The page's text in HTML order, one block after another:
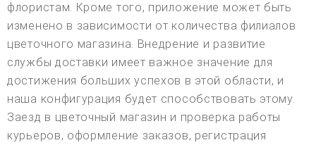
флористам. Кроме того, приложение может быть
изменено в зависимости от количества филиалов
цветочного магазина. Внедрение и развитие
службы доставки имеет важное значение для
достижения больших успехов в этой области, и
наша конфигурация будет способствовать этому.
Заезд в цветочный магазин и проверка работы
курьеров, оформление заказов, регистрация